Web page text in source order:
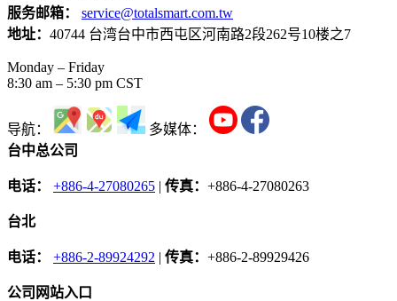
服务邮箱：
service@totalsmart.com.tw
地址： 40744 台湾台中市西屯区河南路2段262号10楼之7
Monday – Friday
8:30 am – 5:30 pm CST
导航：
多媒体：
台中总公司
电话： +886-4-27080265 | 传真： +886-4-27080263
台北
电话： +886-2-89924292 | 传真： +886-2-89929426
公司网站入口